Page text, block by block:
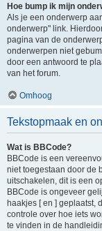
Hoe bump ik mijn
Als je een onderwerp
onderwerp" link.
pagina van de
onderwerpen niet
door een antwoord te
van het forum.
Omhoog
Tekstopmaak en
Wat is BBCode?
BBCode is een
niet toegestaan door de
uitschakelen, dit is een
BBCode is ongeveer
haakjes [ en ] geplaatst,
controle over hoe iets
te vinden in de